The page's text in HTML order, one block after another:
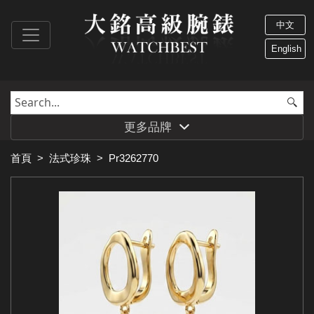
中文
English
更多品牌
首頁 > 法式珍珠 > Pr3262770